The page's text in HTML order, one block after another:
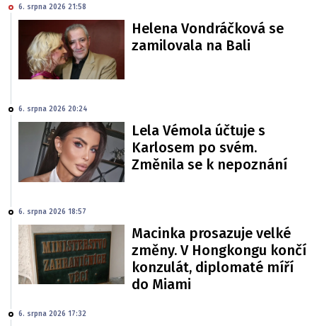
6. srpna 2026 21:58
Helena Vondráčková se
zamilovala na Bali
6. srpna 2026 20:24
Lela Vémola účtuje s
Karlosem po svém.
Změnila se k nepoznání
6. srpna 2026 18:57
Macinka prosazuje velké
změny. V Hongkongu končí
konzulát, diplomaté míří
do Miami
6. srpna 2026 17:32